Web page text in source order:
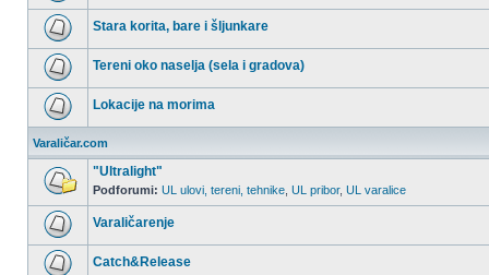
Nema
nepročitanih
postova
Nema
nepročitanih
postova
Stara korita, bare i šljunkare
Nema
nepročitanih
postova
Tereni oko naselja (sela i gradova)
Nema
postova
Lokacije na morima
Varaličar.com
postova
"Ultralight"
Podforumi: UL ulovi, tereni, tehnike UL pribor, UL varalice
Nema
nepročitanih
postova
Varaličarenje
Catch&Release